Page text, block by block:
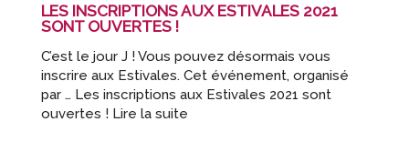
LES INSCRIPTIONS AUX ESTIVALES 2021
SONT OUVERTES !
C’est le jour J ! Vous pouvez désormais vous
inscrire aux Estivales. Cet événement, organisé
par … Les inscriptions aux Estivales 2021 sont
ouvertes ! Lire la suite